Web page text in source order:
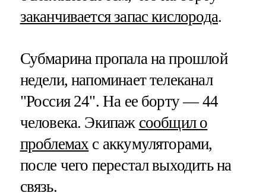
заканчивается запас кислорода.
Субмарина пропала на прошлой
недели, напоминает телеканал
"Россия 24". На ее борту — 44
человека. Экипаж сообщил о
проблемах с аккумуляторами,
после чего перестал выходить на
связь.